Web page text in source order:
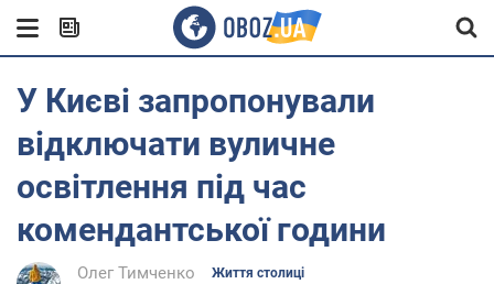
У Києві запропонували
відключати вуличне
освітлення під час
комендантської години
Олег Тимченко Життя столиці